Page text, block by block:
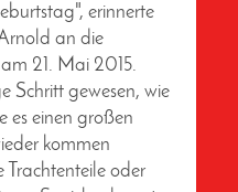
erinnerte
an die
21. Mai 2015.
Schritt gewesen, wie
es einen großen
kommen
Trachtenteile oder